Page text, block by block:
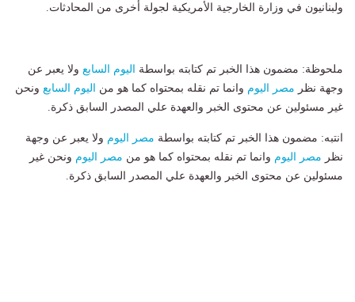
ولبنانيون في وزارة الخارجية الأمريكية لجولة أخرى من المحادثات.
ملحوظة: مضمون هذا الخبر تم كتابته بواسطة اليوم السابع ولا يعبر عن
وجهة نظر مصر اليوم وانما تم نقله بمحتواه كما هو من اليوم السابع ونحن
غير مسئولين عن محتوى الخبر والعهدة علي المصدر السابق ذكرة.
انتبه: مضمون هذا الخبر تم كتابته بواسطة مصر اليوم ولا يعبر عن وجهة
نظر مصر اليوم وانما تم نقله بمحتواه كما هو من مصر اليوم ونحن غير
مسئولين عن محتوى الخبر والعهدة علي المصدر السابق ذكرة.